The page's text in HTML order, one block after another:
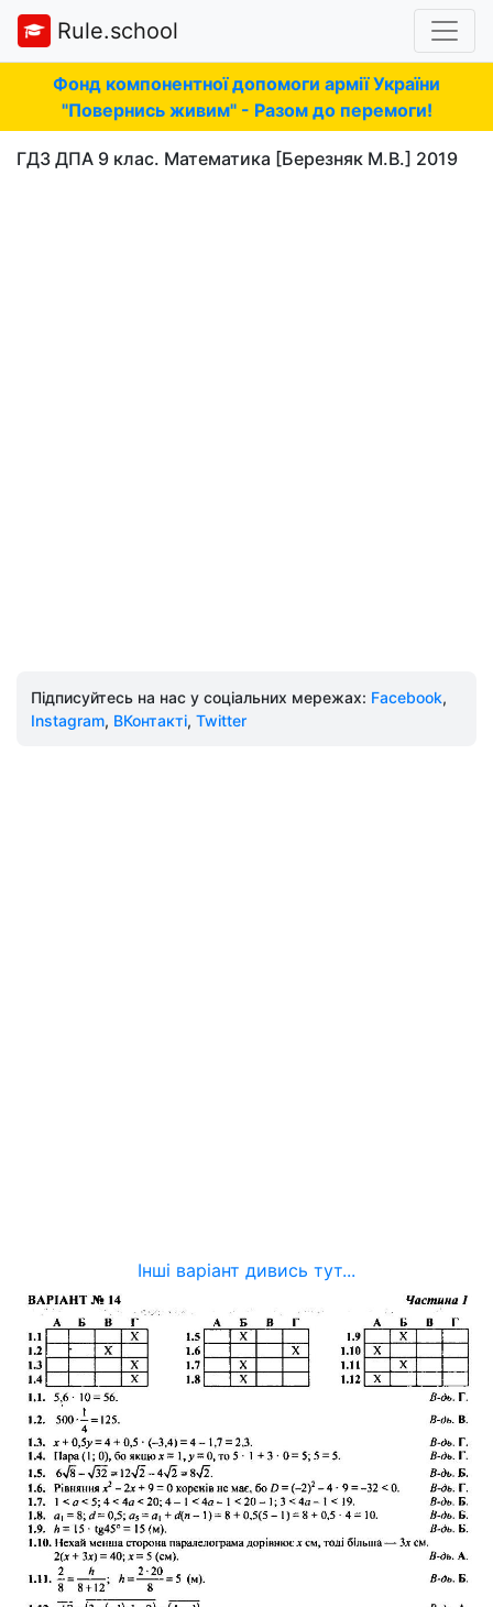
Rule.school
Фонд компонентної допомоги армії України
"Повернись живим" - Разом до перемоги!
ГДЗ ДПА 9 клас. Математика [Березняк М.В.] 2019
Підписуйтесь на нас у соціальних мережах: Facebook,
Instagram, ВКонтакті, Twitter
Інші варіант дивись тут...